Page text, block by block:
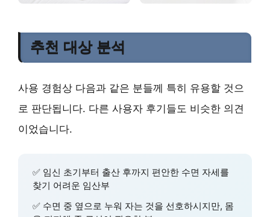
추천 대상 분석
사용 경험상 다음과 같은 분들께 특히 유용할 것으
로 판단됩니다. 다른 사용자 후기들도 비슷한 의견
이었습니다.
✅ 임신 초기부터 출산 후까지 편안한 수면 자세를
찾기 어려운 임산부
✅ 수면 중 옆으로 누워 자는 것을 선호하시지만, 몸